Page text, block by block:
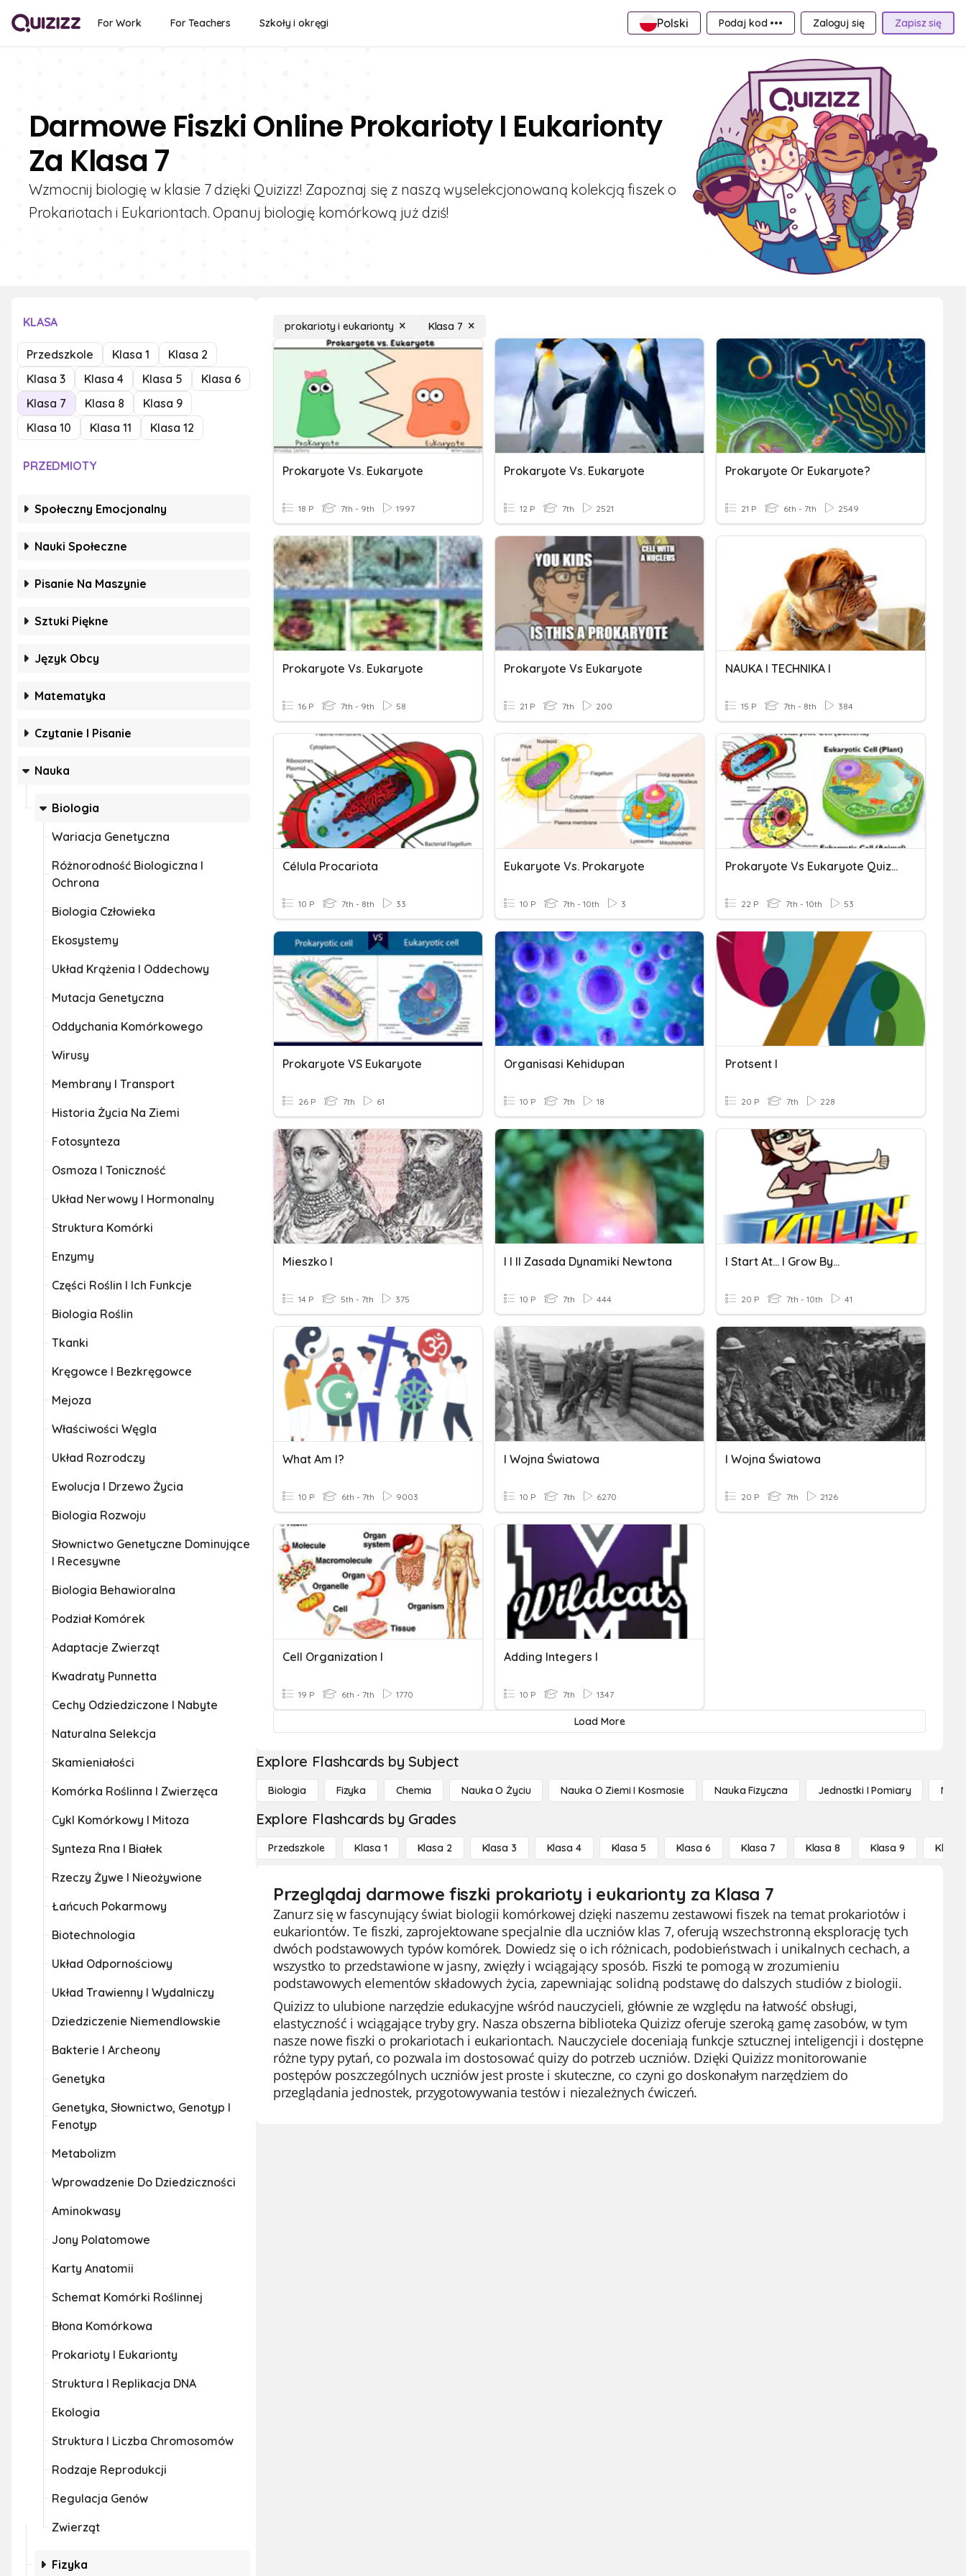
For Work For Teachers Szkoły i okręgi Polski Podaj kod ••• Zaloguj się Zapisz się
Darmowe Fiszki Online Prokarioty I Eukarionty
Za Klasa 7
Wzmocnij biologię w klasie 7 dzięki Quizizz! Zapoznaj się z naszą wyselekcjonowaną kolekcją fiszek o
Prokariotach i Eukariontach. Opanuj biologię komórkową już dziś!
KLASA
Przedszkole Klasa 1
Klasa 2
Klasa 3
Klasa 4 Klasa 5
Klasa 6
Klasa 7
Klasa 8
Klasa 9
Klasa 10
Klasa 11 Klasa 12
PRZEDMIOTY
Społeczny Emocjonalny
Nauki Społeczne
Pisanie Na Maszynie
Sztuki Piękne
Język Obcy
Matematyka
Czytanie I Pisanie
Nauka
Biologia
Wariacja Genetyczna
Różnorodność Biologiczna I
Ochrona
Biologia Człowieka
Ekosystemy
Układ Krążenia I Oddechowy
Mutacja Genetyczna
Oddychania Komórkowego
Wirusy
Membrany I Transport
Historia Życia Na Ziemi
Fotosynteza
Osmoza I Toniczność
Układ Nerwowy I Hormonalny
Struktura Komórki
Enzymy
Części Roślin I Ich Funkcje
Biologia Roślin
Tkanki
Kręgowce I Bezkręgowce
Mejoza
Właściwości Węgla
Układ Rozrodczy
Ewolucja I Drzewo Życia
Biologia Rozwoju
Słownictwo Genetyczne Dominujące
I Recesywne
Biologia Behawioralna
Podział Komórek
Adaptacje Zwierząt
Kwadraty Punnetta
Cechy Odziedziczone I Nabyte
Naturalna Selekcja
Skamieniałości
Komórka Roślinna I Zwierzęca
Cykl Komórkowy I Mitoza
Synteza Rna I Białek
Rzeczy Żywe I Nieożywione
Łańcuch Pokarmowy
Biotechnologia
Układ Odpornościowy
Układ Trawienny I Wydalniczy
Dziedziczenie Niemendlowskie
Bakterie I Archeony
Genetyka
Genetyka, Słownictwo, Genotyp I
Fenotyp
Metabolizm
Wprowadzenie Do Dziedziczności
Aminokwasy
Jony Polatomowe
Karty Anatomii
Schemat Komórki Roślinnej
Błona Komórkowa
Prokarioty I Eukarionty
Struktura I Replikacja DNA
Ekologia
Struktura I Liczba Chromosomów
Rodzaje Reprodukcji
Regulacja Genów
Zwierząt
Fizyka
prokarioty i eukarionty Klasa 7
Prokaryote Vs. Eukaryote
18 P 7th - 9th 1997
Prokaryote Vs. Eukaryote
12 P 7th 2521
Prokaryote Or Eukaryote?
21 P 6th - 7th 2549
Prokaryote Vs. Eukaryote
16 P 7th - 9th 58
Prokaryote Vs Eukaryote
21 P 7th 200
NAUKA I TECHNIKA I
15 P 7th - 8th 384
Célula Procariota
10 P 7th - 8th 33
Eukaryote Vs. Prokaryote
10 P 7th - 10th 3
Prokaryote Vs Eukaryote Quiz Review
22 P 7th - 10th 53
Prokaryote VS Eukaryote
26 P 7th 61
Organisasi Kehidupan
10 P 7th 18
Protsent I
20 P 7th 228
Mieszko I
14 P 5th - 7th 375
I I II Zasada Dynamiki Newtona
10 P 7th 444
I Start At... I Grow By...
20 P 7th - 10th 41
What Am I?
10 P 6th - 7th 9003
I Wojna Światowa
10 P 7th 6270
I Wojna Światowa
20 P 7th 2126
Cell Organization I
19 P 6th - 7th 1770
Adding Integers I
10 P 7th 1347
Load More
Explore Flashcards by Subject
Biologia Fizyka Chemia Nauka O Życiu Nauka O Ziemi I Kosmosie Nauka Fizyczna Jednostki I Pomiary
Explore Flashcards by Grades
Przedszkole Klasa 1 Klasa 2 Klasa 3 Klasa 4 Klasa 5 Klasa 6 Klasa 7 Klasa 8 Klasa 9 Klasa
Przeglądaj darmowe fiszki prokarioty i eukarionty za Klasa 7
Zanurz się w fascynujący świat biologii komórkowej dzięki naszemu zestawowi fiszek na temat prokariotów i
eukariontów. Te fiszki, zaprojektowane specjalnie dla uczniów klas 7, oferują wszechstronną eksplorację tych
dwóch podstawowych typów komórek. Dowiedz się o ich różnicach, podobieństwach i unikalnych cechach, a
wszystko to przedstawione w jasny, zwięzły i wciągający sposób. Fiszki te pomogą w zrozumieniu
podstawowych elementów składowych życia, zapewniając solidną podstawę do dalszych studiów z biologii.
Quizizz to ulubione narzędzie edukacyjne wśród nauczycieli, głównie ze względu na łatwość obsługi,
elastyczność i wciągające tryby gry. Nasza obszerna biblioteka Quizizz oferuje szeroką gamę zasobów, w tym
nasze nowe fiszki o prokariotach i eukariontach. Nauczyciele doceniają funkcje sztucznej inteligencji i dostępne
różne typy pytań, co pozwala im dostosować quizy do potrzeb uczniów. Dzięki Quizizz monitorowanie
postępów poszczególnych uczniów jest proste i skuteczne, co czyni go doskonałym narzędziem do
przeglądania jednostek, przygotowywania testów i niezależnych ćwiczeń.